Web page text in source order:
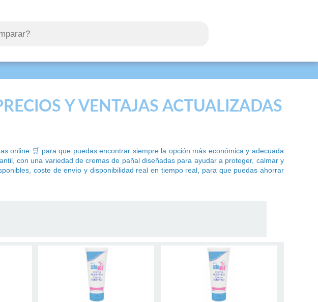
Y VENTAJAS ACTUALIZADAS
online 🛒 para que puedas encontrar siempre la opción más económica y adecuada
con una variedad de cremas de pañal diseñadas para ayudar a proteger, calmar y
coste de envío y disponibilidad real en tiempo real, para que puedas ahorrar